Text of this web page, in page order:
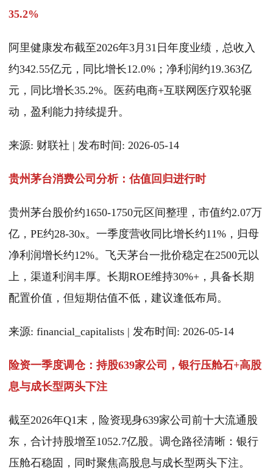
35.2%
阿里健康发布截至2026年3月31日年度业绩，总收入
约342.55亿元，同比增长12.0%；净利润约19.363亿
元，同比增长35.2%。医药电商+互联网医疗双轮驱
动，盈利能力持续提升。
来源: 财联社 | 发布时间: 2026-05-14
贵州茅台消费公司分析：估值回归进行时
贵州茅台股价约1650-1750元区间整理，市值约2.07万
亿，PE约28-30x。一季度营收同比增长约11%，归母
净利润增长约12%。飞天茅台一批价稳定在2500元以
上，渠道利润丰厚。长期ROE维持30%+，具备长期
配置价值，但短期估值不低，建议逢低布局。
来源: financial_capitalists | 发布时间: 2026-05-14
险资一季度调仓：持股639家公司，银行压舱石+高股
息与成长型两头下注
截至2026年Q1末，险资现身639家公司前十大流通股
东，合计持股增至1052.7亿股。调仓路径清晰：银行
压舱石稳固，同时聚焦高股息与成长型两头下注。